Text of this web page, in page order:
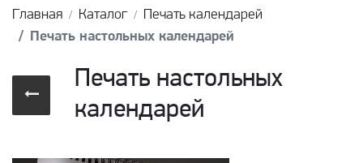
Главная Каталог
Печать календарей
Печать настольных календарей
Печать настольных
календарей